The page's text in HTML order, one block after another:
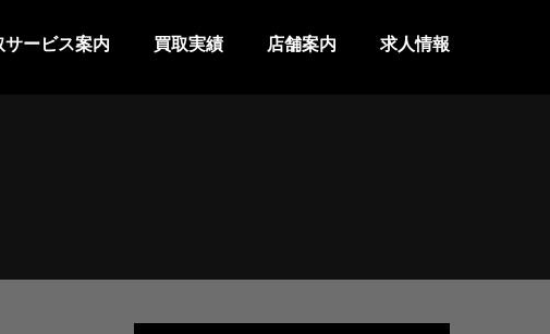
サービス案内 買取実績 店舗案内 求人情報